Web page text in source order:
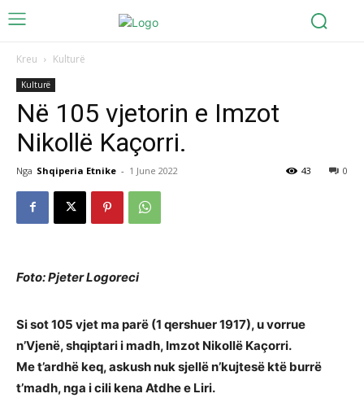
Kreu Kulturë
Kulturë
Në 105 vjetorin e Imzot
Nikollë Kaçorri.
Nga Shqiperia Etnike - 1 June 2022 0
43
Foto: Pjeter Logoreci
Si sot 105 vjet ma parë (1 qershuer 1917), u vorrue
n’Vjenë, shqiptari i madh, Imzot Nikollë Kaçorri.
Me t’ardhë keq, askush nuk sjellë n’kujtesë ktë burrë
t’madh, nga i cili kena Atdhe e Liri.